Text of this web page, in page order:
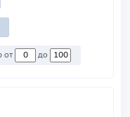
Против команд со стоимостью от до